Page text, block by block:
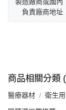
負責廠商地址
商品相關分類
醫療器材 衛生